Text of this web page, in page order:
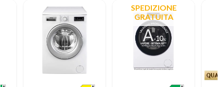
SPEDIZIONE
GRATUITA